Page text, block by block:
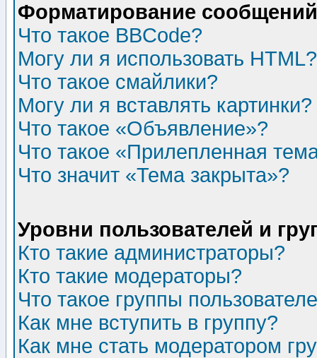
Форматирование
Что такое BBCode?
Могу ли я использовать HTML?
Что такое смайлики?
Могу ли я вставлять картинки?
Что такое «Объявление»?
Что такое «Прилепленная
Что значит «Тема закрыта»?
Уровни пользователей и
Кто такие администраторы?
Кто такие модераторы?
Что такое группы
Как мне вступить в группу?
Как мне стать модератором